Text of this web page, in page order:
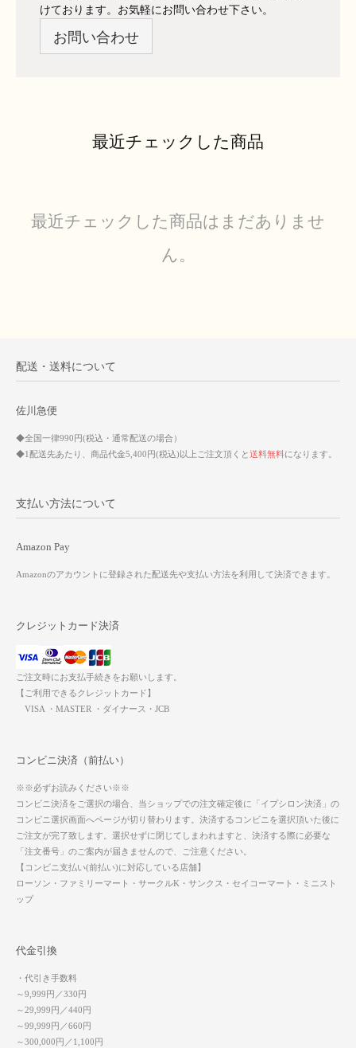
けております。お気軽にお問い合わせ下さい。
お問い合わせ
最近チェックした商品
最近チェックした商品はまだありませ
ん。
配送・送料について
佐川急便
◆全国一律990円(税込・通常配送の場合）
◆1配送先あたり、商品代金5,400円(税込)以上ご注文頂くと送料無料になります。
支払い方法について
Amazon Pay
Amazonのアカウントに登録された配送先や支払い方法を利用して決済できます。
クレジットカード決済
ご注文時にお支払手続きをお願いします。
【ご利用できるクレジットカード】
VISA ・MASTER ・ダイナース・JCB
コンビニ決済（前払い）
※※必ずお読みください※※
コンビニ決済をご選択の場合、当ショップでの注文確定後に「イプシロン決済」の
コンビニ選択画面へページが切り替わります。決済するコンビニを選択頂いた後に
ご注文が完了致します。選択せずに閉じてしまわれますと、決済する際に必要な
「注文番号」のご案内が届きませんので、ご注意ください。
【コンビニ支払い(前払い)に対応している店舗】
ローソン・ファミリーマート・サークルK・サンクス・セイコーマート・ミニスト
ップ
代金引換
・代引き手数料
～9,999円／330円
～29,999円／440円
～99,999円／660円
～300,000円／1,100円